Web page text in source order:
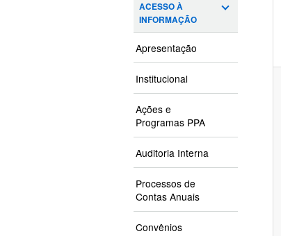
ACESSO À
INFORMAÇÃO
Apresentação
Institucional
Ações e
Programas PPA
Auditoria Interna
Processos de
Contas Anuais
Convênios